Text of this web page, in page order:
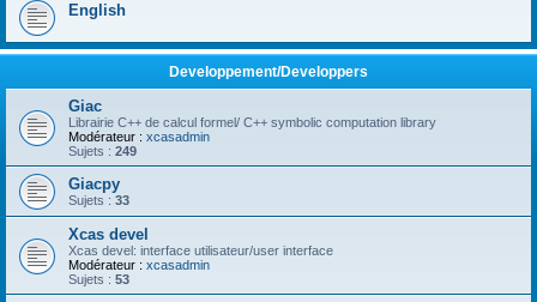
English
Developpement/Developpers
Giac
Librairie C++ de calcul formel/ C++ symbolic computation library
Modérateur : xcasadmin
Sujets : 249
Giacpy
Sujets : 33
Xcas devel
Xcas devel: interface utilisateur/user interface
Modérateur : xcasadmin
Sujets : 53